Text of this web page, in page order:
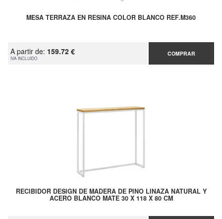
MESA TERRAZA EN RESINA COLOR BLANCO REF.M360
A partir de: 159.72 €
IVA INCLUIDO
COMPRAR
RECIBIDOR DESIGN DE MADERA DE PINO LINAZA NATURAL Y
ACERO BLANCO MATE 30 X 118 X 80 CM